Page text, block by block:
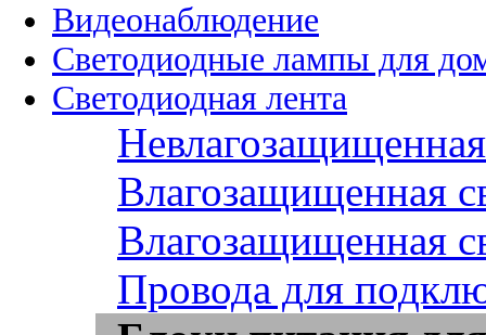
Видеонаблюдение
Светодиодные лампы для
Светодиодная лента
Влагозащищенная
Влагозащищенная
Провода для